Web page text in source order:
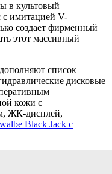
в культовый
имитацией V-
создает фирменный
этот массивный
список
дисковые
кожи с
ЖК-дисплей,
Black Jack с